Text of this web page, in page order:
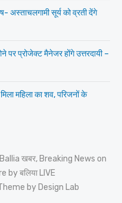
अस्ताचलगामी सूर्य को व्रती देंगे
पर प्रोजेक्ट मैनेजर होंगे उत्तरदायी –
महिला का शव, परिजनों के
खबर, Breaking News on
by बलिया LIVE
by Design Lab